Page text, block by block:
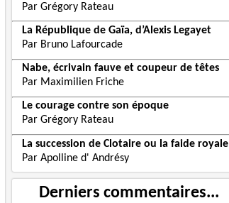
Par Grégory Rateau
La République de Gaïa, d’Alexis Legayet
Par Bruno Lafourcade
Nabe, écrivain fauve et coupeur de têtes
Par Maximilien Friche
Le courage contre son époque
Par Grégory Rateau
La succession de Clotaire ou la faide royale
Par Apolline d' Andrésy
Derniers commentaires...